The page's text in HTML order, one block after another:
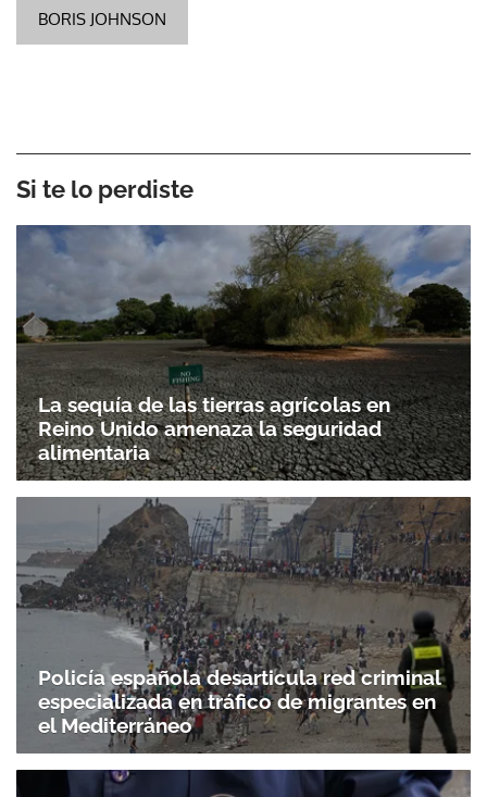
BORIS JOHNSON
Si te lo perdiste
La sequía de las tierras agrícolas en
Reino Unido amenaza la seguridad
alimentaria
Policía española desarticula red criminal
especializada en tráfico de migrantes en
el Mediterráneo